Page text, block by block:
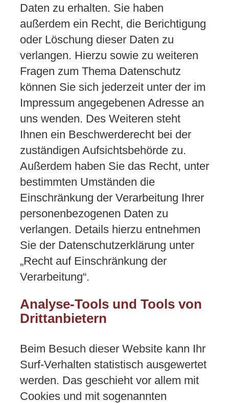
Daten zu erhalten. Sie haben
außerdem ein Recht, die Berichtigung
oder Löschung dieser Daten zu
verlangen. Hierzu sowie zu weiteren
Fragen zum Thema Datenschutz
können Sie sich jederzeit unter der im
Impressum angegebenen Adresse an
uns wenden. Des Weiteren steht
Ihnen ein Beschwerderecht bei der
zuständigen Aufsichtsbehörde zu.
Außerdem haben Sie das Recht, unter
bestimmten Umständen die
Einschränkung der Verarbeitung Ihrer
personenbezogenen Daten zu
verlangen. Details hierzu entnehmen
Sie der Datenschutzerklärung unter
„Recht auf Einschränkung der
Verarbeitung“.
Analyse-Tools und Tools von
Drittanbietern
Beim Besuch dieser Website kann Ihr
Surf-Verhalten statistisch ausgewertet
werden. Das geschieht vor allem mit
Cookies und mit sogenannten